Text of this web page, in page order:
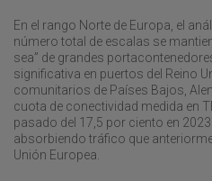
En el rango Norte de Europa, el
número total de escalas se
sea” de grandes
significativa en puertos del Reino
comunitarios de Países Bajos,
cuota de conectividad medida en
pasado del 17,5 por ciento en
absorbiendo tráfico que
Unión Europea.